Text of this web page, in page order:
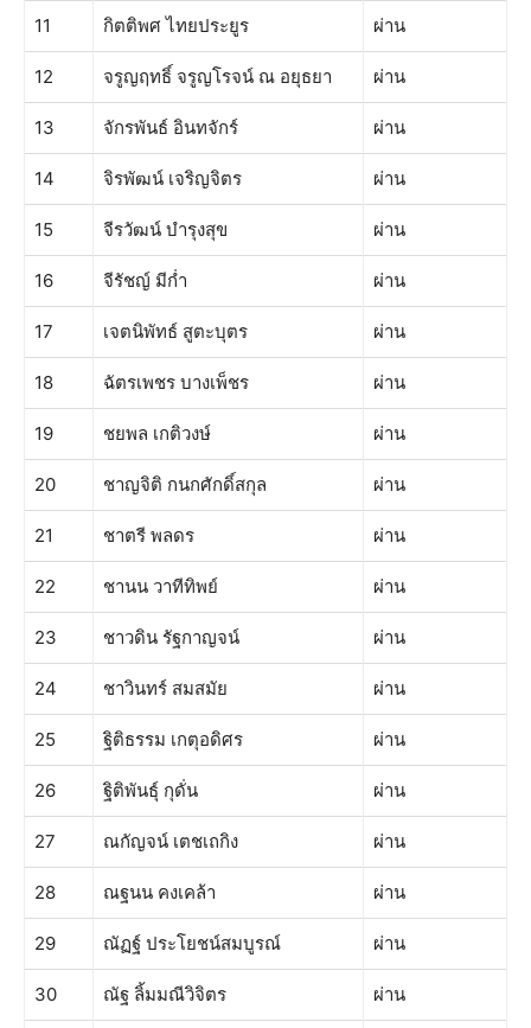
11 กิตติพศ ไทยประยูร ผ่าน
12 จรูญฤทธิ์ จรูญโรจน์ ณ อยุธยา ผ่าน
13 จักรพันธ์ อินทจักร์ ผ่าน
14 จิรพัฒน์ เจริญจิตร ผ่าน
15 จีรวัฒน์ บำรุงสุข ผ่าน
16 จีรัชญ์ มีก่ำ ผ่าน
17 เจตนิพัทธ์ สูตะบุตร ผ่าน
18 ฉัตรเพชร บางเพ็ชร ผ่าน
19 ชยพล เกติวงษ์ ผ่าน
20 ชาญจิติ กนกศักดิ์สกุล ผ่าน
21 ชาตรี พลดร ผ่าน
22 ชานน วาทีทิพย์ ผ่าน
23 ชาวดิน รัฐกาญจน์ ผ่าน
24 ชาวินทร์ สมสมัย ผ่าน
25 ฐิติธรรม เกตุอดิศร ผ่าน
26 ฐิติพันธุ์ กุดั่น ผ่าน
27 ณกัญจน์ เตชเถกิง ผ่าน
28 ณฐนน คงเคล้า ผ่าน
29 ณัฏฐ์​ ประโยชน์สมบูรณ์​ ผ่าน
30 ณัฐ ลิ้มมณีวิจิตร ผ่าน